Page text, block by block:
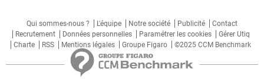
Qui sommes-nous ? L'équipe Notre société Publicité
Contact
Recrutement
Données personnelles Paramétrer les cookies
Gérer Utiq
Charte
RSS Mentions légales Groupe Figaro ©2025 CCM Benchmark